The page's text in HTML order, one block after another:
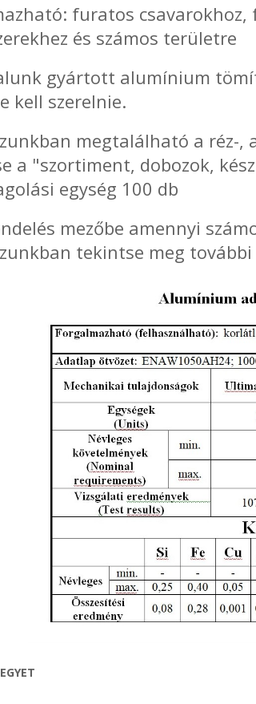
furatos csavarokhoz,
és számos területre
gyártott alumínium
kell szerelnie.
megtalálható a réz-,
a "szortiment, dobozok,
egység 100 db
mezőbe amennyi
tekintse meg